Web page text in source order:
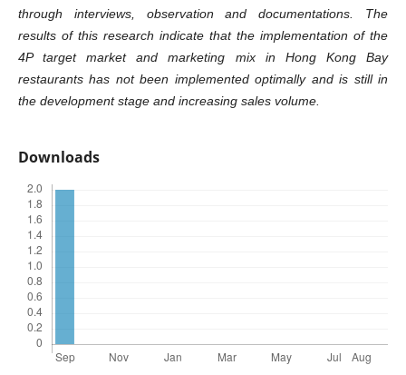
through interviews, observation and documentations. The
results of this research indicate that the implementation of the
4P target market and marketing mix in Hong Kong Bay
restaurants has not been implemented optimally and is still in
the development stage and increasing sales volume.
Downloads